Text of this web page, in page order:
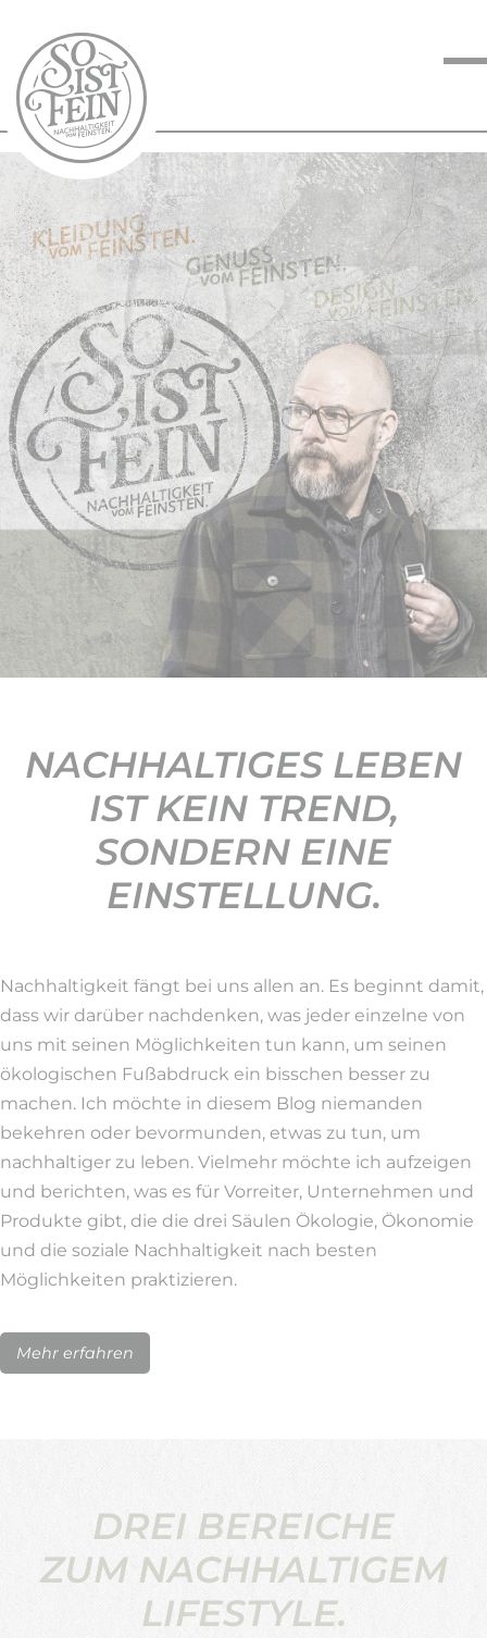
NACHHALTIGKEIT
VOM FEINSTEN
KOCHEN VOM
FEINSTEN
BLOG
KONTAKT
NACHHALTIGES LEBEN
IST KEIN TREND,
SONDERN EINE
EINSTELLUNG.
Nachhaltigkeit fängt bei uns allen an. Es beginnt damit,
dass wir darüber nachdenken, was jeder einzelne von
uns mit seinen Möglichkeiten tun kann, um seinen
ökologischen Fußabdruck ein bisschen besser zu
machen. Ich möchte in diesem Blog niemanden
bekehren oder bevormunden, etwas zu tun, um
nachhaltiger zu leben. Vielmehr möchte ich aufzeigen
und berichten, was es für Vorreiter, Unternehmen und
Produkte gibt, die die drei Säulen Ökologie, Ökonomie
und die soziale Nachhaltigkeit nach besten
Möglichkeiten praktizieren.
Mehr erfahren
DREI BEREICHE
ZUM NACHHALTIGEM
LIFESTYLE.